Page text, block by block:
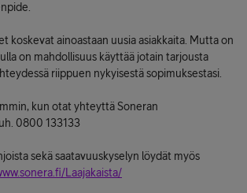
koskevat ainoastaan uusia asiakkaita. Mutta on
on mahdollisuus käyttää jotain tarjousta
riippuen nykyisestä sopimuksestasi.
kun otat yhteyttä Soneran
0800 133133
sekä saatavuuskyselyn löydät myös
Laajakaista/